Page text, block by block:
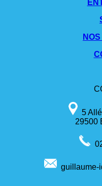
5
29500
guillaume-